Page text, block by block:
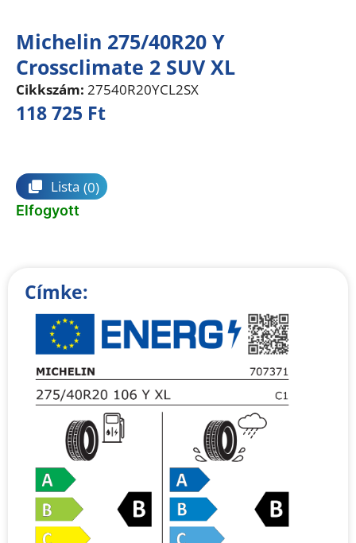
Michelin 275/40R20 Y
Crossclimate 2 SUV XL
Cikkszám: 27540R20YCL2SX
118 725 Ft
Lista (0)
Elfogyott
Címke: